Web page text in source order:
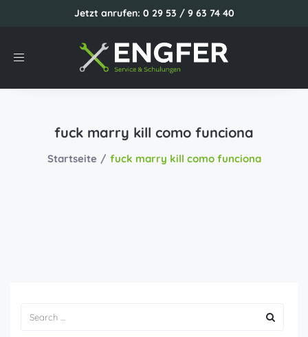
Jetzt anrufen: 0 29 53 / 9 63 74 40
Toggle
fuck marry kill como funciona
Startseite fuck marry kill como funciona